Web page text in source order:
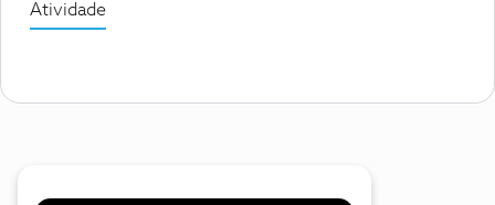
Atividade